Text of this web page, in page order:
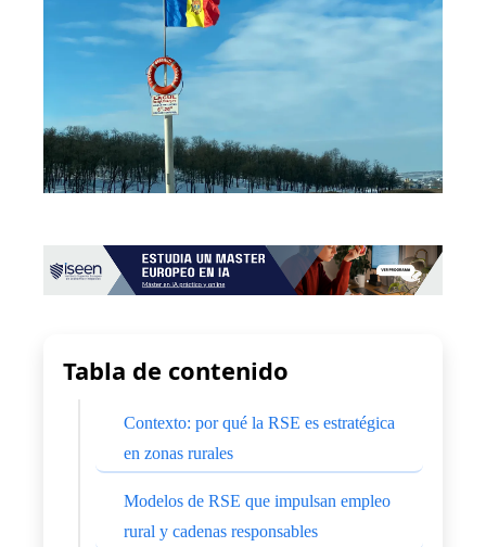
Tabla de contenido
Contexto: por qué la RSE es estratégica
en zonas rurales
Modelos de RSE que impulsan empleo
rural y cadenas responsables